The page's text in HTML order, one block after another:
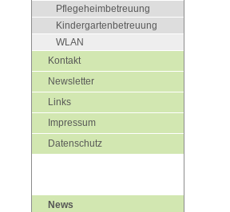
Pflegeheimbetreuung
Kindergartenbetreuung
WLAN
Kontakt
Newsletter
Links
Impressum
Datenschutz
News